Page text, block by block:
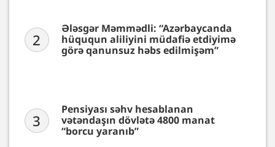
2
Ələsgər Məmmədli: “Azərbaycanda
hüququn aliliyini müdafiə etdiyimə
görə qanunsuz həbs edilmişəm”
3
Pensiyası səhv hesablanan
vətəndaşın dövlətə 4800 manat
“borcu yaranıb”